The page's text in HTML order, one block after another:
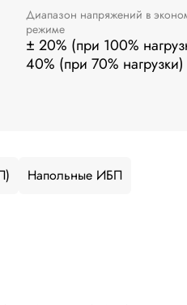
Диапазон напряжений в
режиме
± 20% (при 100%
40% (при 70% нагрузки)
Напольные ИБП